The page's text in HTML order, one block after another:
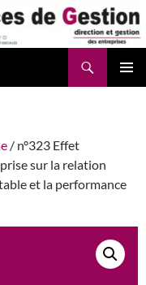
/ n°323 Effet
sur la relation
et la performance